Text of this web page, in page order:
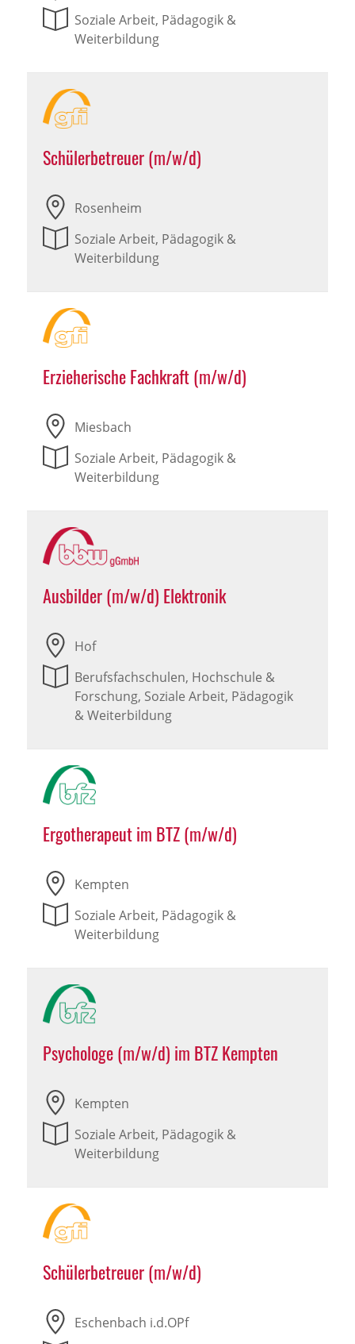
Soziale Arbeit, Pädagogik &
Weiterbildung
Schülerbetreuer (m/w/d)
Rosenheim
Soziale Arbeit, Pädagogik &
Weiterbildung
Erzieherische Fachkraft (m/w/d)
Miesbach
Soziale Arbeit, Pädagogik &
Weiterbildung
Ausbilder (m/w/d) Elektronik
Hof
Berufsfachschulen, Hochschule &
Forschung, Soziale Arbeit, Pädagogik
& Weiterbildung
Ergotherapeut im BTZ (m/w/d)
Kempten
Soziale Arbeit, Pädagogik &
Weiterbildung
Psychologe (m/w/d) im BTZ Kempten
Kempten
Soziale Arbeit, Pädagogik &
Weiterbildung
Schülerbetreuer (m/w/d)
Eschenbach i.d.OPf